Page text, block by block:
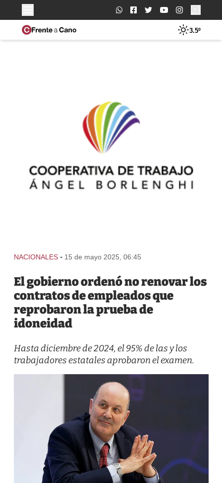
Buscar:
3.5º
NACIONALES - 15 de mayo 2025, 06:45
El gobierno ordenó no renovar los
contratos de empleados que
reprobaron la prueba de
idoneidad
Hasta diciembre de 2024, el 95% de las y los
trabajadores estatales aprobaron el examen.